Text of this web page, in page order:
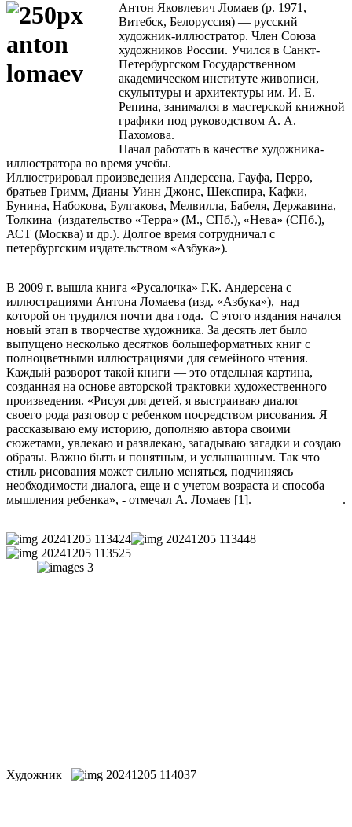
Антон Яковлевич Ломаев (р. 1971,
Витебск, Белоруссия) — русский
художник-иллюстратор. Член Союза
художников России. Учился в Санкт-
Петербургском Государственном
академическом институте живописи,
скульптуры и архитектуры им. И. Е.
Репина, занимался в мастерской книжной
графики под руководством А. А.
Пахомова.
Начал работать в качестве художника-
иллюстратора во время учебы.
Иллюстрировал произведения Андерсена, Гауфа, Перро,
братьев Гримм, Дианы Уинн Джонс, Шекспира, Кафки,
Бунина, Набокова, Булгакова, Мелвилла, Бабеля, Державина,
Толкина (издательство «Терра» (М., СПб.), «Нева» (СПб.),
АСТ (Москва) и др.). Долгое время сотрудничал с
петербургским издательством «Азбука»).
В 2009 г. вышла книга «Русалочка» Г.К. Андерсена с
иллюстрациями Антона Ломаева (изд. «Азбука»), над
которой он трудился почти два года. С этого издания начался
новый этап в творчестве художника. За десять лет было
выпущено несколько десятков большеформатных книг с
полноцветными иллюстрациями для семейного чтения.
Каждый разворот такой книги — это отдельная картина,
созданная на основе авторской трактовки художественного
произведения. «Рисуя для детей, я выстраиваю диалог —
своего рода разговор с ребенком посредством рисования. Я
рассказываю ему историю, дополняю автора своими
сюжетами, увлекаю и развлекаю, загадываю загадки и создаю
образы. Важно быть и понятным, и услышанным. Так что
стиль рисования может сильно меняться, подчиняясь
необходимости диалога, еще и с учетом возраста и способа
мышления ребенка», - отмечал А. Ломаев [1].
.
Художник